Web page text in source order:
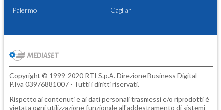
Palermo Cagliari
Copyright © 1999-2020 RTI S.p.A. Direzione Business Digital -
P.Iva 03976881007 - Tutti i diritti riservati.
Rispetto ai contenuti e ai dati personali trasmessi e/o riprodotti è
vietata ogni utilizzazione funzionale all'addestramento di sistemi